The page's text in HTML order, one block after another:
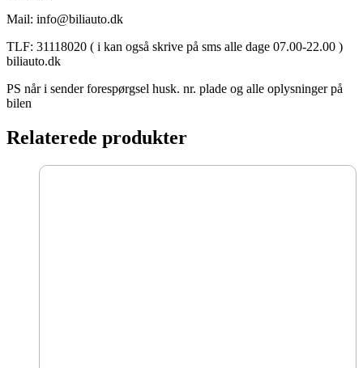
Mail: info@biliauto.dk
TLF: 31118020 ( i kan også skrive på sms alle dage 07.00-22.00 )
biliauto.dk
PS når i sender forespørgsel husk. nr. plade og alle oplysninger på
bilen
Relaterede produkter